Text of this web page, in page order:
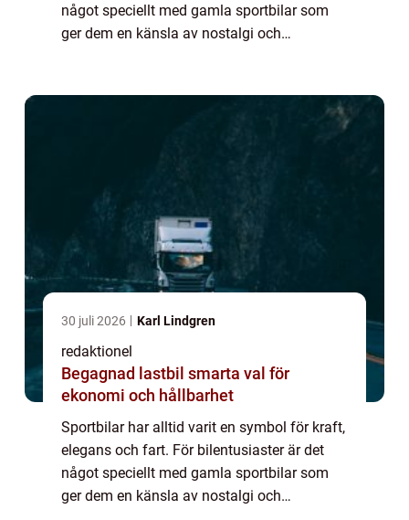
något speciellt med gamla sportbilar som
ger dem en känsla av nostalgi och
30 juli 2026 Karl Lindgren
redaktionel
Begagnad lastbil smarta val för
ekonomi och hållbarhet
Sportbilar har alltid varit en symbol för kraft,
elegans och fart. För bilentusiaster är det
något speciellt med gamla sportbilar som
ger dem en känsla av nostalgi och